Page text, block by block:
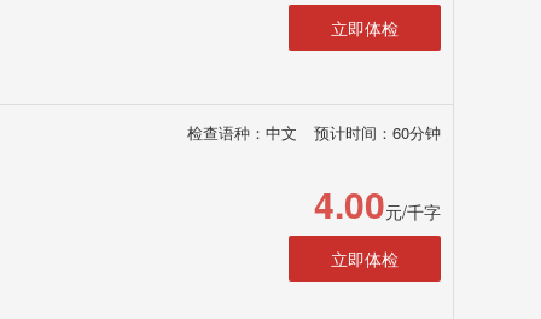
立即体检
检查语种：中文 预计时间：60分钟
4.00元/千字
立即体检